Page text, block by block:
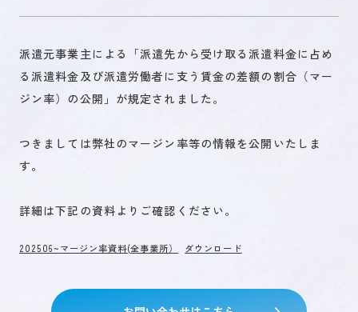
未来を創るひとづくり
ブログ
ニュース
よくある質問
派遣元事業主による「派遣先から受け取る派遣料金に占め
る派遣料金及び派遣労働者に支う賃金の差額の割合（マー
ジン率）の公開」が規定されました。
つきましては弊社のマージン率等の情報を公開いたしま
す。
詳細は下記の資料よりご確認ください。
202506~マージン率資料(全事業所） ダウンロード